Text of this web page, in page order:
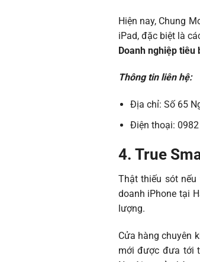
Hiện nay, Chung
iPad, đặc biệt là
Doanh nghiệp tiêu
Thông tin liên hệ:
Địa chỉ: Số 65
Điện thoại:
4. True
Thật thiếu sót
doanh iPhone tại
lượng.
Cửa hàng chuyên
mới được đưa tới